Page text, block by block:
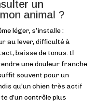
un
animal ?
léger, s’installe :
au lever, difficulté à
baisse de tonus. Il
une douleur franche.
souvent pour un
qu’un chien très actif
d’un contrôle plus